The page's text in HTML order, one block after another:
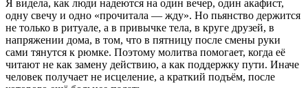
Я видела, как люди надеются на один вечер, один акафист,
одну свечу и одно «прочитала — жду». Но пьянство держится
не только в ритуале, а в привычке тела, в круге друзей, в
напряжении дома, в том, что в пятницу после смены руки
сами тянутся к рюмке. Поэтому молитва помогает, когда её
читают не как замену действию, а как поддержку пути. Иначе
человек получает не исцеление, а краткий подъём, после